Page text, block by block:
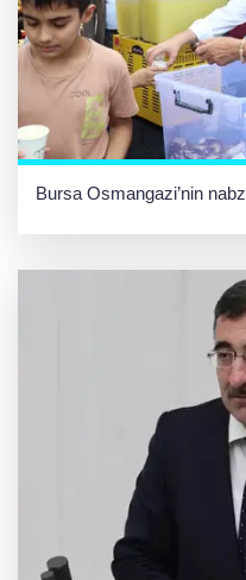
Bursa Osmangazi’nin